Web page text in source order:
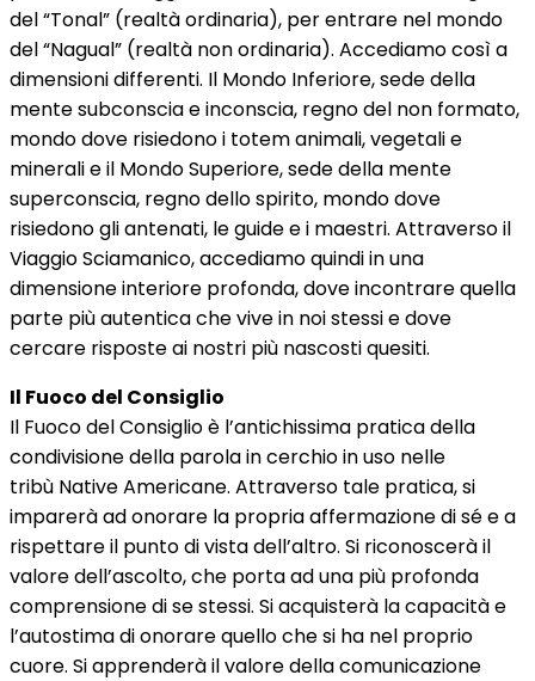
del “Tonal” (realtà ordinaria), per entrare nel mondo
del “Nagual” (realtà non ordinaria). Accediamo così a
dimensioni differenti. Il Mondo Inferiore, sede della
mente subconscia e inconscia, regno del non formato,
mondo dove risiedono i totem animali, vegetali e
minerali e il Mondo Superiore, sede della mente
superconscia, regno dello spirito, mondo dove
risiedono gli antenati, le guide e i maestri. Attraverso il
Viaggio Sciamanico, accediamo quindi in una
dimensione interiore profonda, dove incontrare quella
parte più autentica che vive in noi stessi e dove
cercare risposte ai nostri più nascosti quesiti.
Il Fuoco del Consiglio
Il Fuoco del Consiglio è l’antichissima pratica della
condivisione della parola in cerchio in uso nelle
tribù Native Americane. Attraverso tale pratica, si
imparerà ad onorare la propria affermazione di sé e a
rispettare il punto di vista dell’altro. Si riconoscerà il
valore dell’ascolto, che porta ad una più profonda
comprensione di se stessi. Si acquisterà la capacità e
l’autostima di onorare quello che si ha nel proprio
cuore. Si apprenderà il valore della comunicazione